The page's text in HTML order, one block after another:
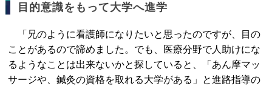
目的意識をもって大学へ進学
「兄のように看護師になりたいと思ったのですが、目の
ことがあるので諦めました。でも、医療分野で人助けにな
るようなことは出来ないかと探していると、「あん摩マッ
サージや、鍼灸の資格を取れる大学がある」と進路指導の